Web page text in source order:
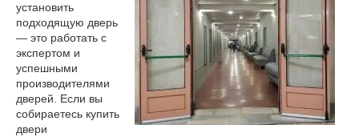
установить
подходящую дверь
— это работать с
экспертом и
успешными
производителями
дверей. Если вы
собираетесь купить
двери